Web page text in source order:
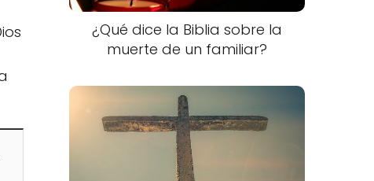
¿Qué dice la Biblia sobre la
muerte de un familiar?